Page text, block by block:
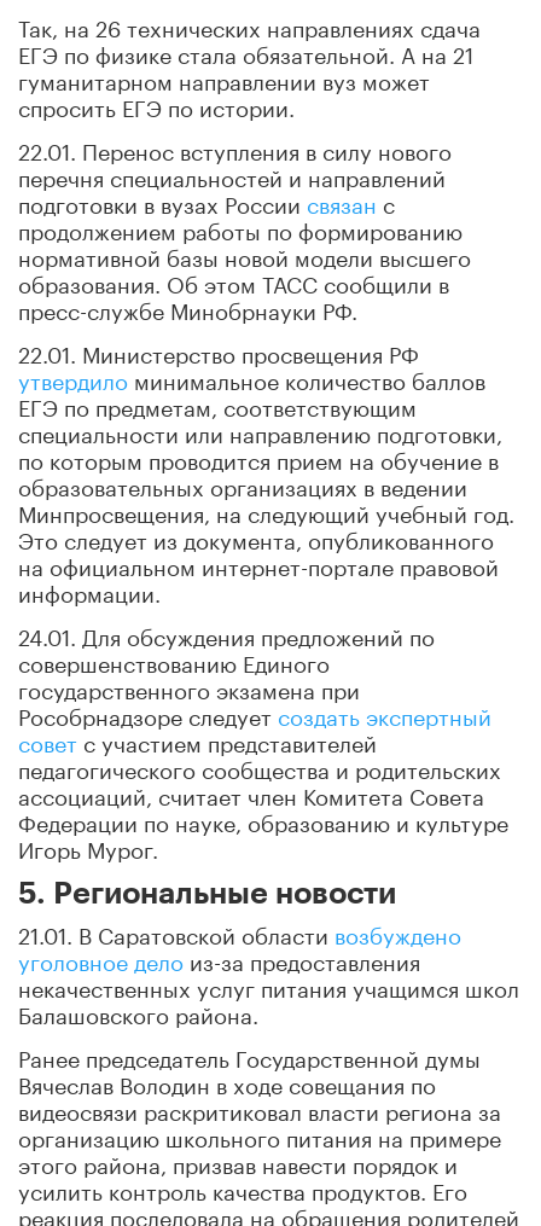
Так, на 26 технических направлениях сдача
ЕГЭ по физике стала обязательной. А на 21
гуманитарном направлении вуз может
спросить ЕГЭ по истории.
22.01. Перенос вступления в силу нового
перечня специальностей и направлений
подготовки в вузах России связан с
продолжением работы по формированию
нормативной базы новой модели высшего
образования. Об этом ТАСС сообщили в
пресс-службе Минобрнауки РФ.
22.01. Министерство просвещения РФ
утвердило минимальное количество баллов
ЕГЭ по предметам, соответствующим
специальности или направлению подготовки,
по которым проводится прием на обучение в
образовательных организациях в ведении
Минпросвещения, на следующий учебный год.
Это следует из документа, опубликованного
на официальном интернет-портале правовой
информации.
24.01. Для обсуждения предложений по
совершенствованию Единого
государственного экзамена при
Рособрнадзоре следует создать экспертный
советс участием представителей
педагогического сообщества и родительских
ассоциаций, считает член Комитета Совета
Федерации по науке, образованию и культуре
Игорь Мурог.
5. Региональные новости
21.01. В Саратовской области возбуждено
уголовное дело из-за предоставления
некачественных услуг питания учащимся школ
Балашовского района.
Ранее председатель Государственной думы
Вячеслав Володин в ходе совещания по
видеосвязи раскритиковал власти региона за
организацию школьного питания на примере
этого района, призвав навести порядок и
усилить контроль качества продуктов. Его
реакция последовала на обращения родителей